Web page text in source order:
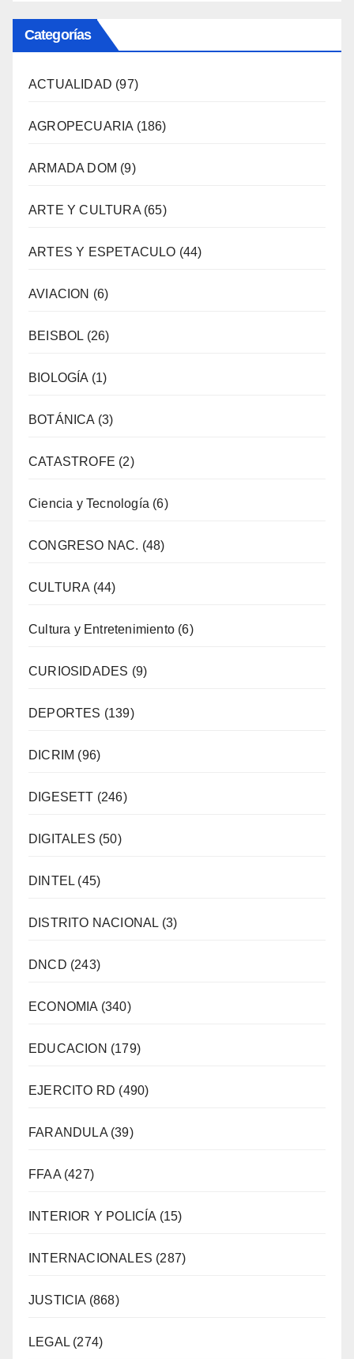
Categorías
ACTUALIDAD (97)
AGROPECUARIA (186)
ARMADA DOM (9)
ARTE Y CULTURA(65)
ARTES Y ESPETACULO (44)
AVIACION (6)
BEISBOL (26)
BIOLOGÍA (1)
BOTÁNICA (3)
CATASTROFE (2)
Ciencia y Tecnología (6)
CONGRESO NAC. (48)
CULTURA (44)
Cultura y Entretenimiento (6)
CURIOSIDADES (9)
DEPORTES (139)
DICRIM (96)
DIGESETT (246)
DIGITALES (50)
DINTEL (45)
DISTRITO NACIONAL (3)
DNCD (243)
ECONOMIA (340)
EDUCACION (179)
EJERCITO RD (490)
FARANDULA(39)
FFAA(427)
INTERIOR Y POLICÍA (15)
INTERNACIONALES (287)
JUSTICIA (868)
LEGAL (274)